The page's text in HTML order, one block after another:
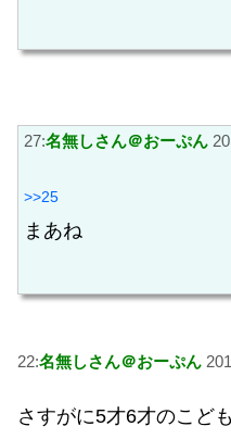
27:名無しさん＠おーぷん
>>25
まあね
22:名無しさん＠おーぷん
さすがに5才6才のこど